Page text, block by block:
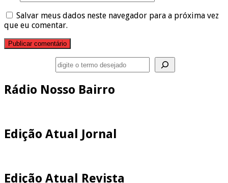
Salvar meus dados neste navegador para a próxima vez
que eu comentar.
Rádio Nosso Bairro
Edição Atual Jornal
Edição Atual Revista